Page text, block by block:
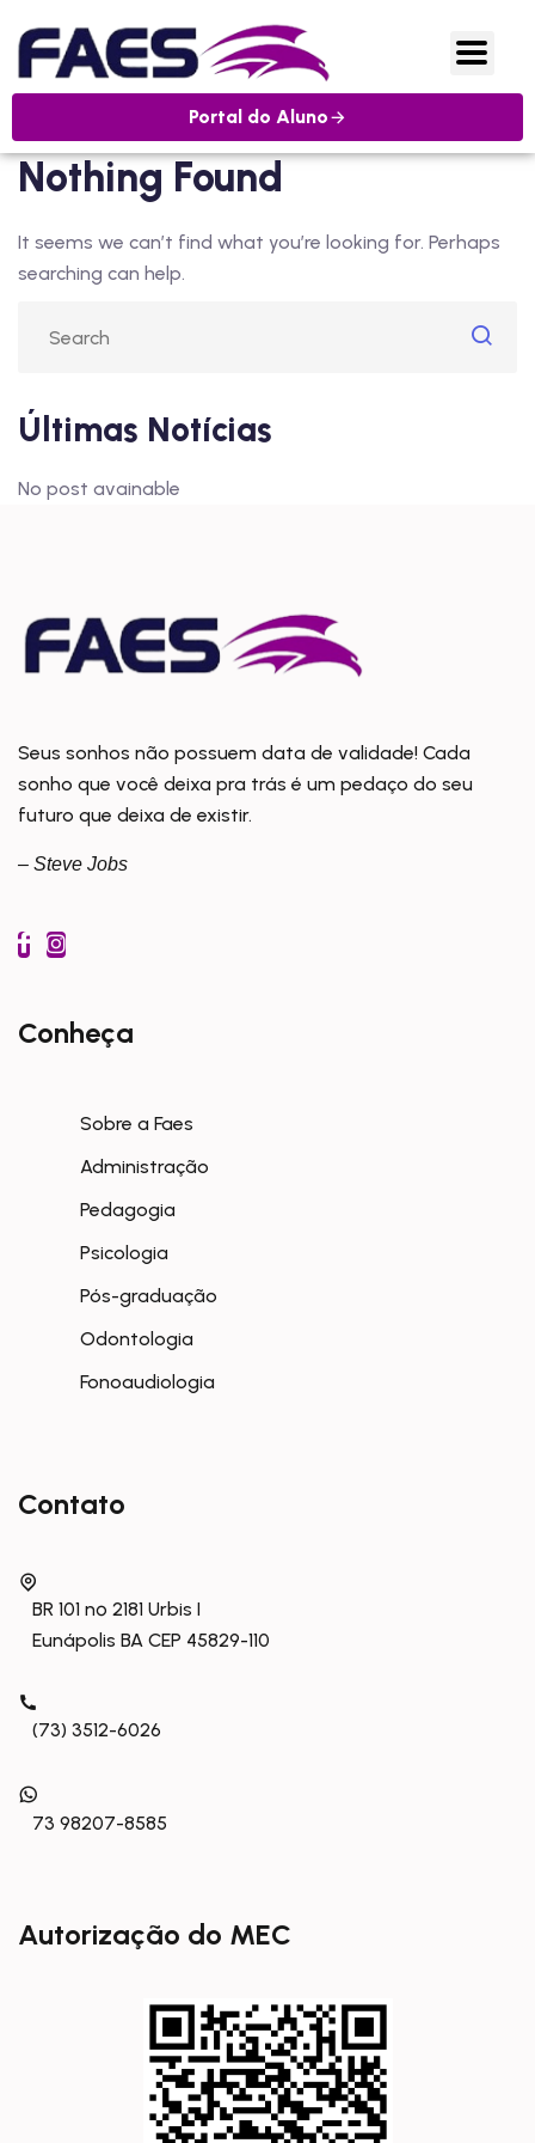
Portal do Aluno
Nothing Found
It seems we can’t find what you’re looking for. Perhaps
searching can help.
Últimas Notícias
No post avainable
Seus sonhos não possuem data de validade! Cada
sonho que você deixa pra trás é um pedaço do seu
futuro que deixa de existir.
– Steve Jobs
Conheça
Sobre a Faes
Administração
Pedagogia
Psicologia
Pós-graduação
Odontologia
Fonoaudiologia
Contato
BR 101 nº 2181 Urbis I
Eunápolis BA CEP 45829-110
(73) 3512-6026
73 98207-8585
Autorização do MEC